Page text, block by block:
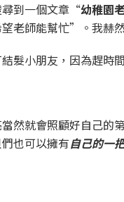
尋到一個文章“幼稚園
老師能幫忙”。我赫
髮小朋友，因為趕時
然就會照顧好自己
也可以擁有自己的一